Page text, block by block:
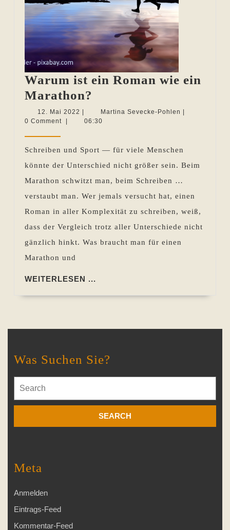
Warum ist ein Roman wie ein
Marathon?
ist
ein
wie
ein
Marathon?
12. Mai 2022 12.
Mai
Martina Sevecke-Pohlen Martina
0 Comment
06:30
Schreiben und Sport — für viele Menschen
könnte der Unterschied nicht größer sein. Beim
Marathon schwitzt man, beim Schreiben …
verstaubt man. Wer jemals versucht hat, einen
Roman in aller Komplexität zu schreiben, weiß,
dass der Vergleich trotz aller Unterschiede nicht
gänzlich hinkt. Was braucht man für einen
Marathon und
WEITERLESEN ...
Was Suchen Sie?
for:
Meta
Anmelden
Eintrags-Feed
Kommentar-Feed